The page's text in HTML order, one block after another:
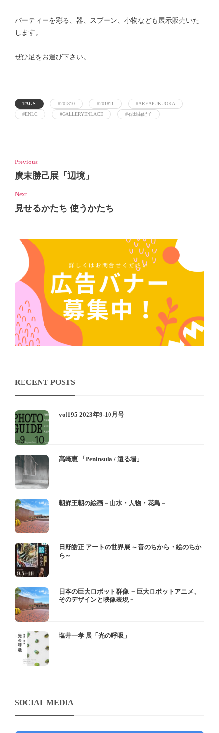
パーティーを彩る、器、スプーン、小物なども展示販売いた
します。
ぜひ足をお運び下さい。
TAGS #201810 #201811
#AREAFUKUOKA
#ENLC
#GALLERYENLACE #石田由紀子
Previous
廣末勝己展「辺境」
Next
見せるかたち 使うかたち
RECENT POSTS
vol195 2023年9-10月号
高崎恵 「Peninsula / 還る場」
朝鮮王朝の絵画－山水・人物・花鳥－
日野皓正 アートの世界展 ～音のちから・絵のちか
ら～
日本の巨大ロボット群像 －巨大ロボットアニメ、
そのデザインと映像表現－
塩井一孝 展「光の呼吸」
SOCIAL MEDIA